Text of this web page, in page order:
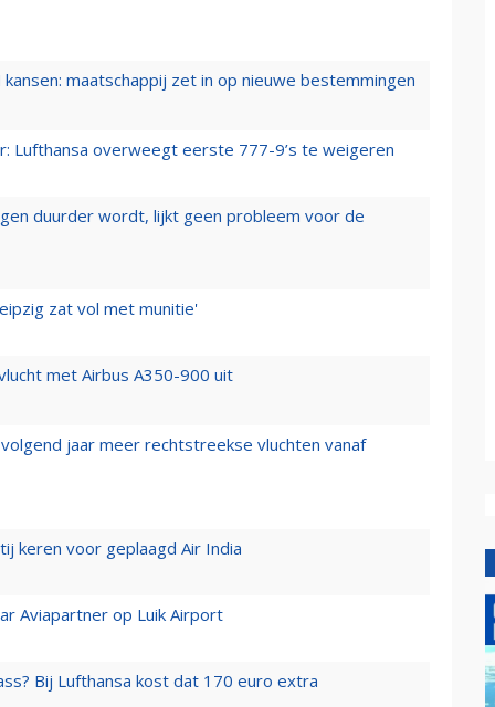
maatschappij zet in op nieuwe bestemmingen
Lufthansa overweegt eerste 777-9’s te weigeren
duurder wordt, lijkt geen probleem voor de
zat vol met munitie'
met Airbus A350-900 uit
jaar meer rechtstreekse vluchten vanaf
keren voor geplaagd Air India
Aviapartner op Luik Airport
Bij Lufthansa kost dat 170 euro extra